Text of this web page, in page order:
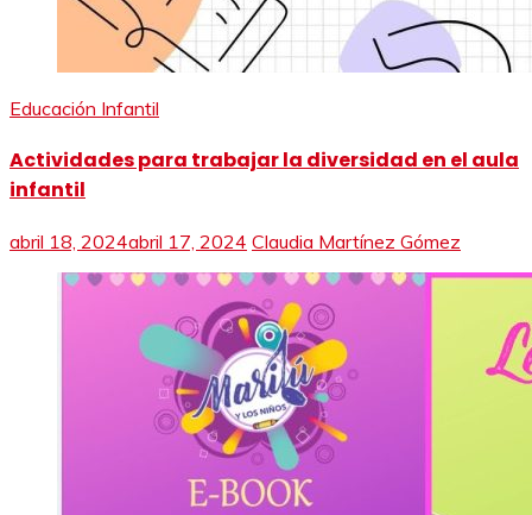
Educación Infantil
Actividades para trabajar la diversidad en el aula
infantil
abril 18, 2024abril 17, 2024 Claudia Martínez Gómez